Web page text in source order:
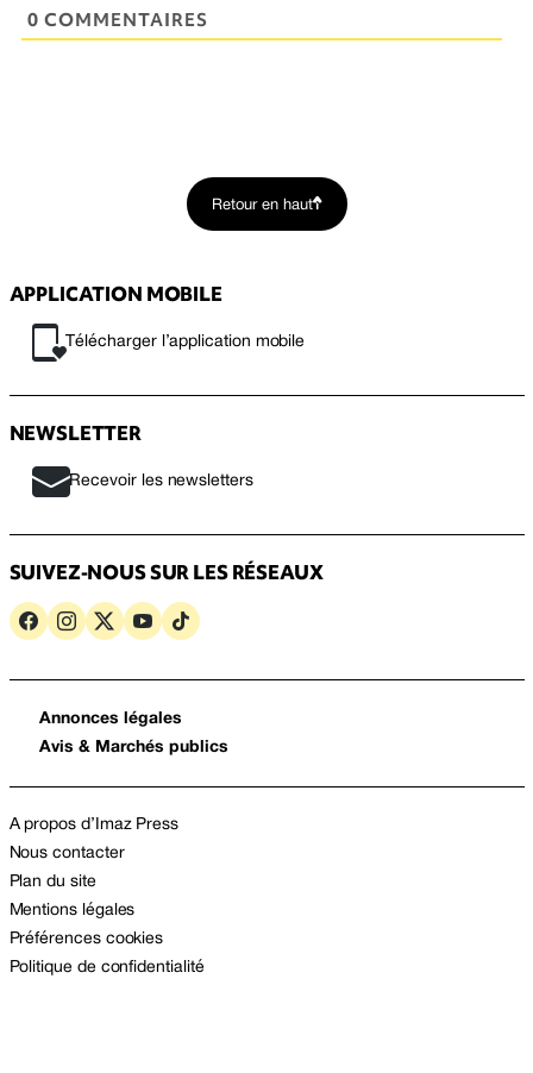
0 COMMENTAIRES
Retour en haut
APPLICATION MOBILE
Télécharger l’application mobile
NEWSLETTER
Recevoir les newsletters
SUIVEZ-NOUS SUR LES RÉSEAUX
Annonces légales
Avis & Marchés publics
A propos d’Imaz Press
Nous contacter
Plan du site
Mentions légales
Préférences cookies
Politique de confidentialité